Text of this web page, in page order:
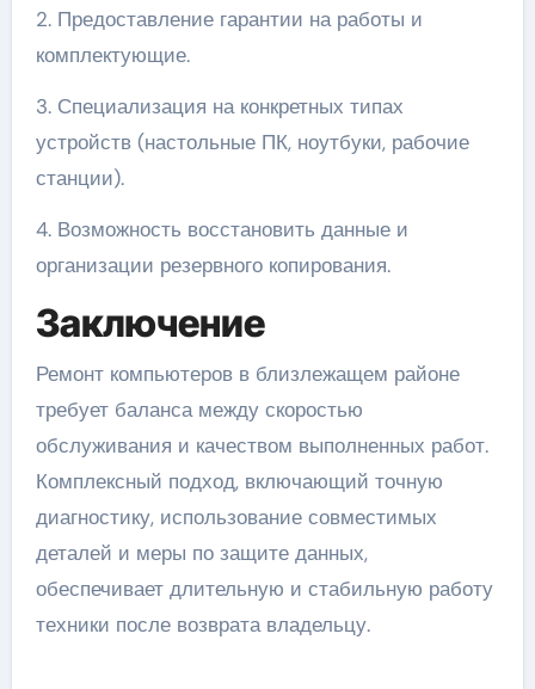
2. Предоставление гарантии на работы и
комплектующие.
3. Специализация на конкретных типах
устройств (настольные ПК, ноутбуки, рабочие
станции).
4. Возможность восстановить данные и
организации резервного копирования.
Заключение
Ремонт компьютеров в близлежащем районе
требует баланса между скоростью
обслуживания и качеством выполненных работ.
Комплексный подход, включающий точную
диагностику, использование совместимых
деталей и меры по защите данных,
обеспечивает длительную и стабильную работу
техники после возврата владельцу.